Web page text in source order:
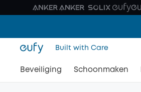
Built with Care
Beveiliging Schoonmaken